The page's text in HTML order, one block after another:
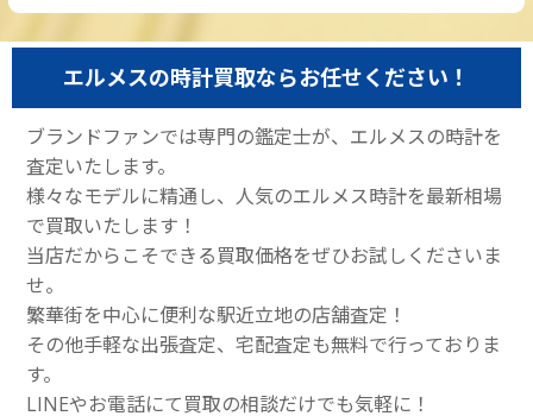
エルメスの時計買取ならお任せください！
ブランドファンでは専門の鑑定士が、エルメスの時計を
査定いたします。
様々なモデルに精通し、人気のエルメス時計を最新相場
で買取いたします！
当店だからこそできる買取価格をぜひお試しくださいま
せ。
繁華街を中心に便利な駅近立地の店舗査定！
その他手軽な出張査定、宅配査定も無料で行っておりま
す。
LINEやお電話にて買取の相談だけでも気軽に！